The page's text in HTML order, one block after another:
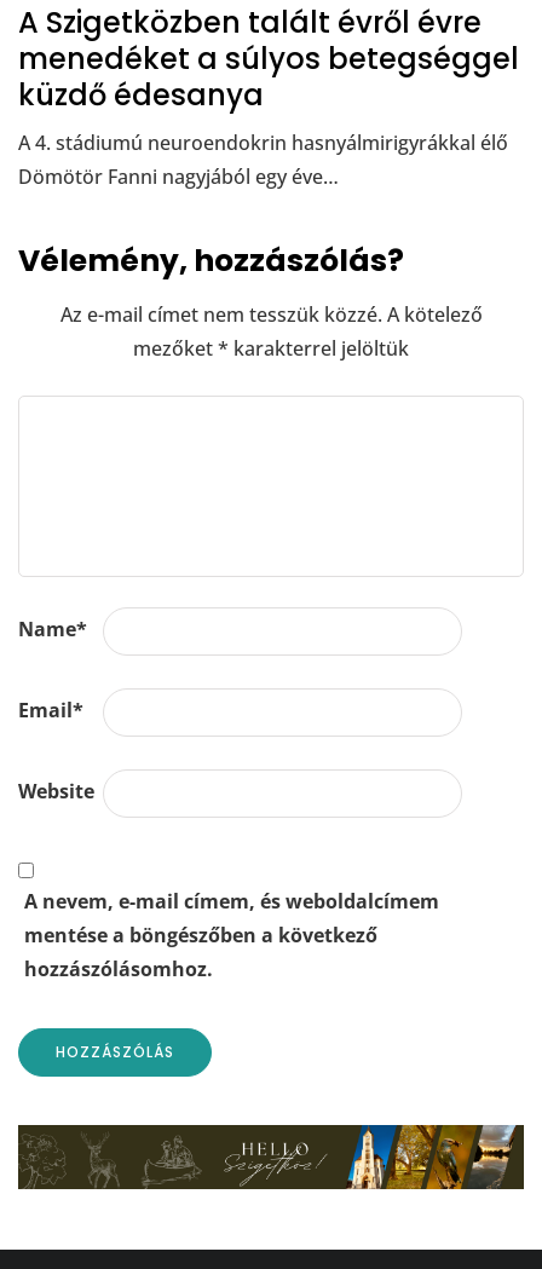
A Szigetközben talált évről évre
menedéket a súlyos betegséggel
küzdő édesanya
A 4. stádiumú neuroendokrin hasnyálmirigyrákkal élő
Dömötör Fanni nagyjából egy éve…
Vélemény, hozzászólás?
Az e-mail címet nem tesszük közzé. A kötelező
mezőket* karakterrel jelöltük
Name*
Email*
Website
A nevem, e-mail címem, és weboldalcímem
mentése a böngészőben a következő
hozzászólásomhoz.